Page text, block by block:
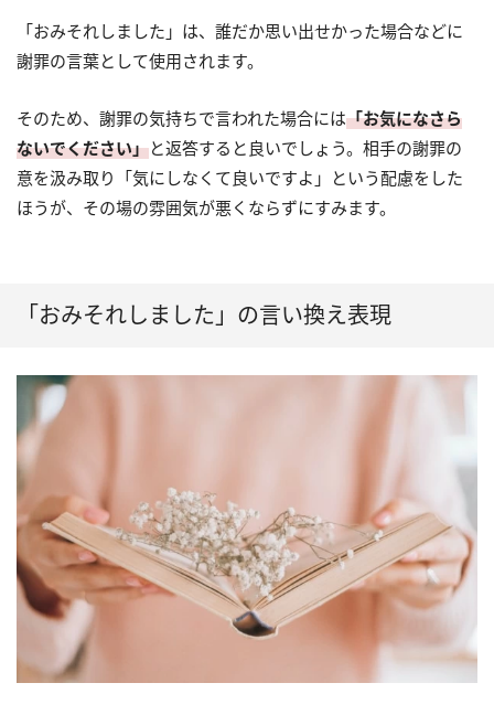
「おみそれしました」は、誰だか思い出せかった場合などに
謝罪の言葉として使用されます。
そのため、謝罪の気持ちで言われた場合には「お気になさら
ないでください」と返答すると良いでしょう。相手の謝罪の
意を汲み取り「気にしなくて良いですよ」という配慮をした
ほうが、その場の雰囲気が悪くならずにすみます。
「おみそれしました」の言い換え表現